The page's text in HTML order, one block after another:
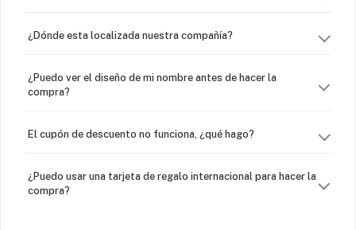
¿Dónde esta localizada nuestra compañía?
¿Puedo ver el diseño de mi nombre antes de hacer la
compra?
El cupón de descuento no funciona, ¿qué hago?
¿Puedo usar una tarjeta de regalo internacional para hacer la
compra?